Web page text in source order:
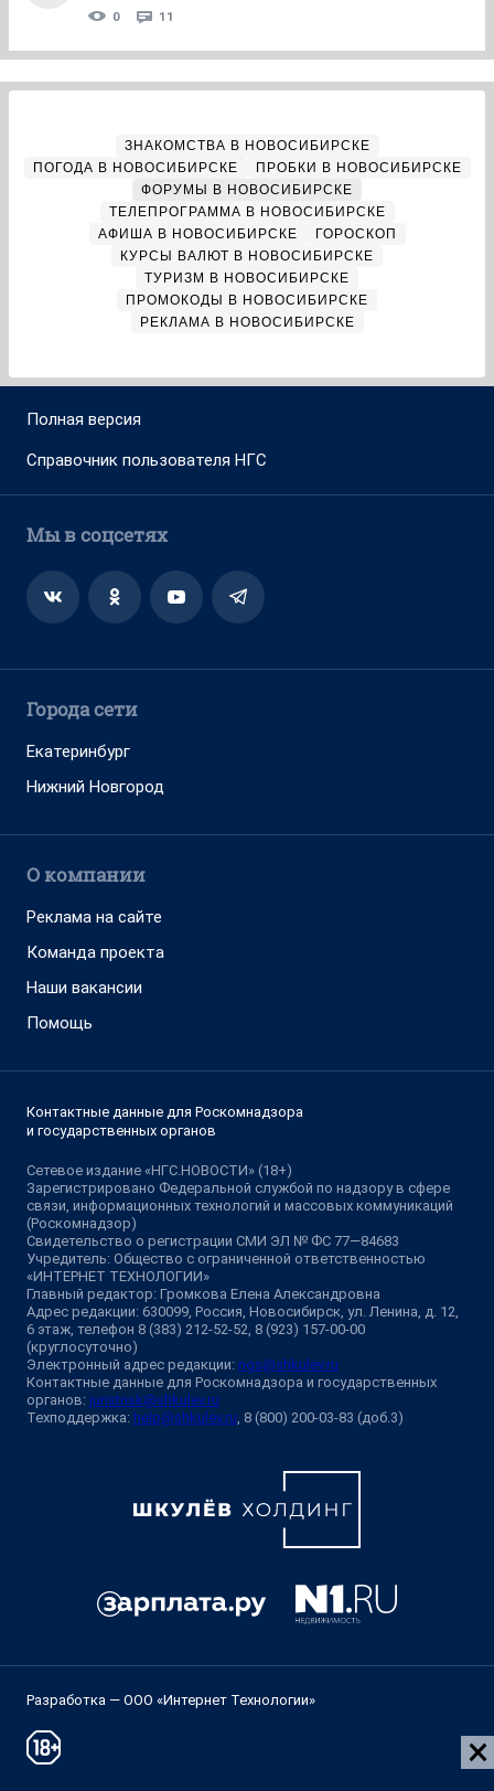
0 11
ЗНАКОМСТВА В НОВОСИБИРСКЕ
ПОГОДА В НОВОСИБИРСКЕ
ПРОБКИ В НОВОСИБИРСКЕ
ФОРУМЫ В НОВОСИБИРСКЕ
ТЕЛЕПРОГРАММА В НОВОСИБИРСКЕ
АФИША В НОВОСИБИРСКЕ
ГОРОСКОП
КУРСЫ ВАЛЮТ В НОВОСИБИРСКЕ
ТУРИЗМ В НОВОСИБИРСКЕ
ПРОМОКОДЫ В НОВОСИБИРСКЕ
РЕКЛАМА В НОВОСИБИРСКЕ
Полная версия
Справочник пользователя НГС
Мы в соцсетях
Города сети
Екатеринбург
Нижний Новгород
О компании
Реклама на сайте
Команда проекта
Наши вакансии
Помощь
Контактные данные для Роскомнадзора
и государственных органов
Сетевое издание «НГС.НОВОСТИ» (18+)
Зарегистрировано Федеральной службой по надзору в сфере
связи, информационных технологий и массовых коммуникаций
(Роскомнадзор)
Свидетельство о регистрации СМИ ЭЛ № ФС 77—84683
Учредитель: Общество с ограниченной ответственностью
«ИНТЕРНЕТ ТЕХНОЛОГИИ»
Главный редактор: Громкова Елена Александровна
Адрес редакции: 630099, Россия, Новосибирск, ул. Ленина, д. 12,
6 этаж, телефон 8 (383) 212-52-52, 8 (923) 157-00-00
(круглосуточно)
Электронный адрес редакции: ngs@shkulev.ru
Контактные данные для Роскомнадзора и государственных
органов: juristnsk@shkulev.ru
Техподдержка: help@shkulev.ru , 8 (800) 200-03-83 (доб.3)
Разработка — ООО «Интернет Технологии»